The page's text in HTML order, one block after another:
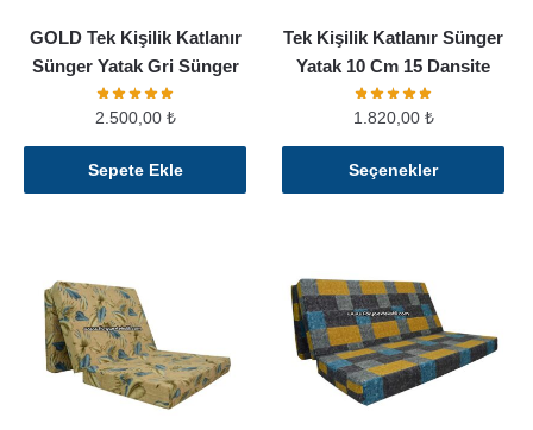
GOLD Tek Kişilik Katlanır
Sünger Yatak Gri Sünger
2.500,00 ₺
Sepete Ekle
Tek Kişilik Katlanır Sünger
Yatak 10 Cm 15 Dansite
1.820,00 ₺
Seçenekler
Bu
ürünün
varyasyonu
var.
Seçenekler
ürün
sayfasından